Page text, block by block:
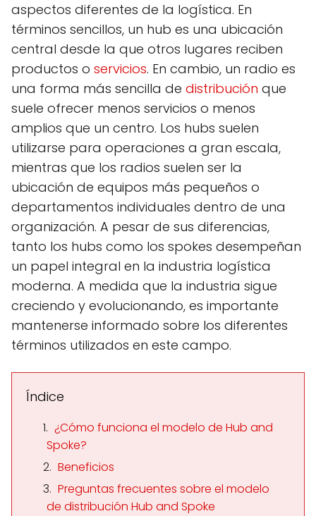
aspectos diferentes de la logística. En
términos sencillos, un hub es una ubicación
central desde la que otros lugares reciben
productos o servicios. En cambio, un radio es
una forma más sencilla de distribución que
suele ofrecer menos servicios o menos
amplios que un centro. Los hubs suelen
utilizarse para operaciones a gran escala,
mientras que los radios suelen ser la
ubicación de equipos más pequeños o
departamentos individuales dentro de una
organización. A pesar de sus diferencias,
tanto los hubs como los spokes desempeñan
un papel integral en la industria logística
moderna. A medida que la industria sigue
creciendo y evolucionando, es importante
mantenerse informado sobre los diferentes
términos utilizados en este campo.
Índice
¿Cómo funciona el modelo de Hub and
Spoke?
Beneficios
Preguntas frecuentes sobre el modelo
de distribución Hub and Spoke